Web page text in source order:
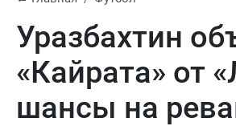
Уразбахтин
«Кайрата» от
шансы на